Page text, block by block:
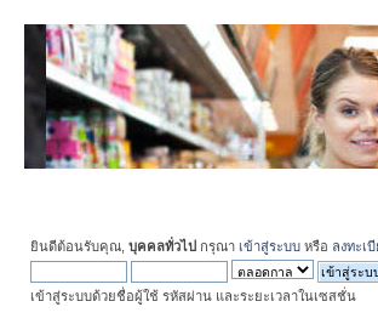
ยินดีต้อนรับคุณ, บุคคลทั่วไป กรุณา เข้าสู่ระบบ หรือ ลงทะเ
เข้าสู่ระบบด้วยชื่อผู้ใช้ รหัสผ่าน และระยะเวลาในเซสชั่น